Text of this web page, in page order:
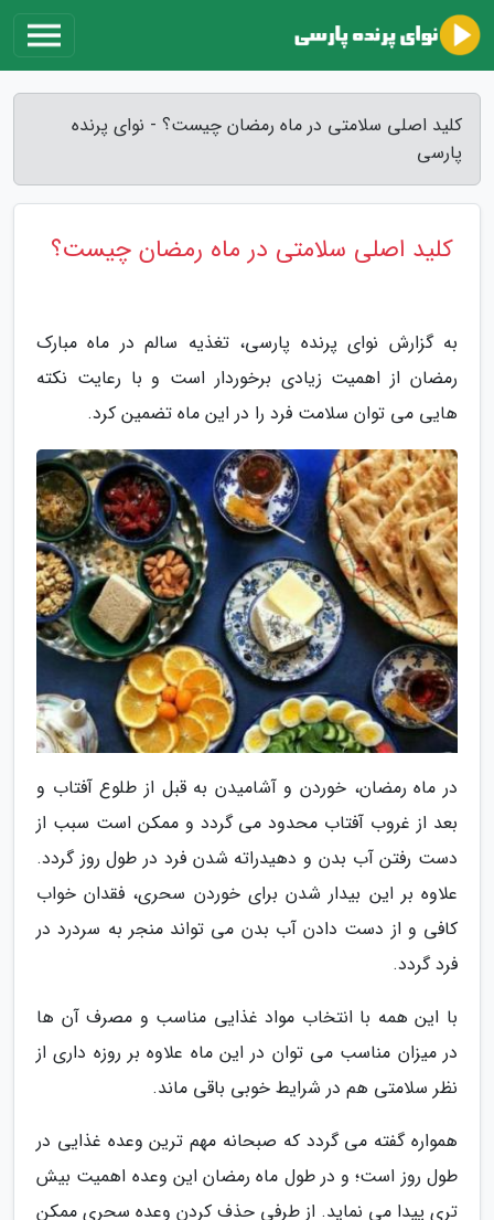
کلید اصلی سلامتی در ماه رمضان چیست؟ - نوای پرنده
پارسی
کلید اصلی سلامتی در ماه رمضان چیست؟
به گزارش نوای پرنده پارسی، تغذیه سالم در ماه مبارک
رمضان از اهمیت زیادی برخوردار است و با رعایت نکته
هایی می توان سلامت فرد را در این ماه تضمین کرد.
در ماه رمضان، خوردن و آشامیدن به قبل از طلوع آفتاب و
بعد از غروب آفتاب محدود می گردد و ممکن است سبب از
دست رفتن آب بدن و دهیدراته شدن فرد در طول روز گردد.
علاوه بر این بیدار شدن برای خوردن سحری، فقدان خواب
کافی و از دست دادن آب بدن می تواند منجر به سردرد در
فرد گردد.
با این همه با انتخاب مواد غذایی مناسب و مصرف آن ها
در میزان مناسب می توان در این ماه علاوه بر روزه داری از
نظر سلامتی هم در شرایط خوبی باقی ماند.
همواره گفته می گردد که صبحانه مهم ترین وعده غذایی در
طول روز است؛ و در طول ماه رمضان این وعده اهمیت بیش
تری پیدا می نماید. از طرفی حذف کردن وعده سحری ممکن